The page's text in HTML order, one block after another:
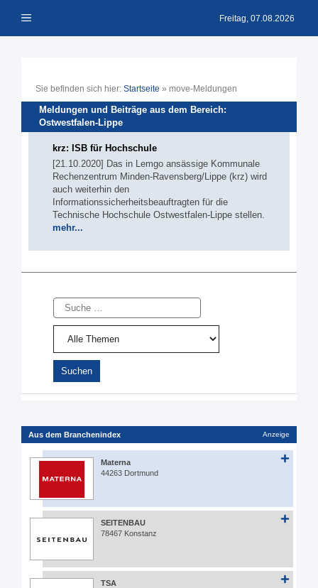
Inhalt Menü Freitag, 07.08.2026
Sie befinden sich hier: Startseite » move-Meldungen
Meldungen und Beiträge aus dem Bereich:
Ostwestfalen-Lippe
krz: ISB für Hochschule
[21.10.2020] Das in Lemgo ansässige Kommunale
Rechenzentrum Minden-Ravensberg/Lippe (krz) wird
auch weiterhin den
Informationssicherheitsbeauftragten für die
Technische Hochschule Ostwestfalen-Lippe stellen.
mehr...
Suche
Aus dem Branchenindex Anzeige
Materna
44263 Dortmund
SEITENBAU
78467 Konstanz
TSA